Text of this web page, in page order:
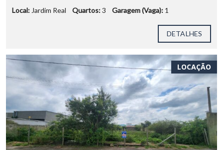
Local: Jardim Real Quartos:3 Garagem (Vaga): 1
DETALHES
LOCAÇÃO